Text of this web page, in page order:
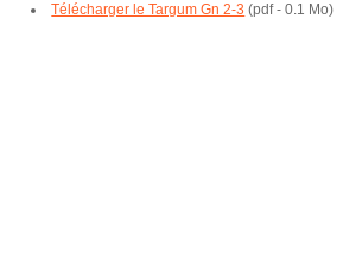
Télécharger le Targum Gn 2-3 (pdf-0.1 Mo)